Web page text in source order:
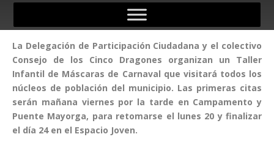
La Delegación de Participación Ciudadana y el colectivo
Consejo de los Cinco Dragones organizan un Taller
Infantil de Máscaras de Carnaval que visitará todos los
núcleos de población del municipio. Las primeras citas
serán mañana viernes por la tarde en Campamento y
Puente Mayorga, para retomarse el lunes 20 y finalizar
el día 24 en el Espacio Joven.